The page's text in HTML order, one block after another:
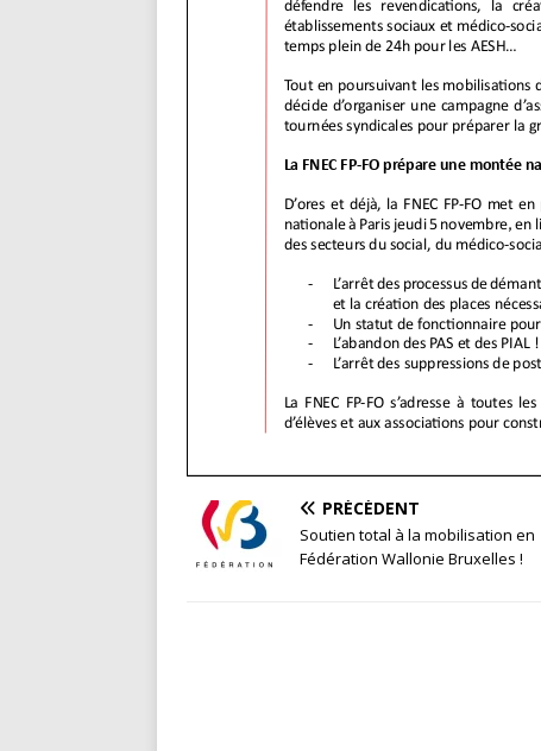
PRÉCÉDENT
Soutien total à la mobilisation en
Fédération Wallonie Bruxelles !